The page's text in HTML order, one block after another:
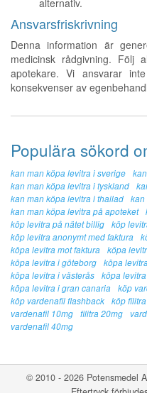
alternativ.
Ansvarsfriskrivning
Denna information är
medicinsk rådgivning. Följ
apotekare. Vi ansvarar
konsekvenser av
Populära sökord
kan man köpa levitra i sverige
kan man köpa levitra i tyskland
kan man köpa levitra i thailad
kan
kan man köpa levitra på apoteket
köp levitra på nätet billig
köp
köp levitra anonymt med faktura
köpa levitra mot faktura
köpa
köpa levitra i göteborg
köpa
köpa levitra i västerås
köpa
köpa levitra i gran canaria
köp
köp vardenafil flashback
köp
vardenafil 10mg
filitra 20mg
vardenafil 40mg
© 2010 - 2026 Potensmedel